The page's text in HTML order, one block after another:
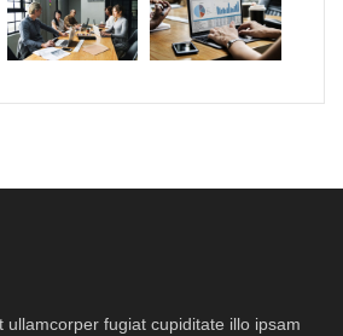
ullamcorper fugiat cupiditate illo ipsam